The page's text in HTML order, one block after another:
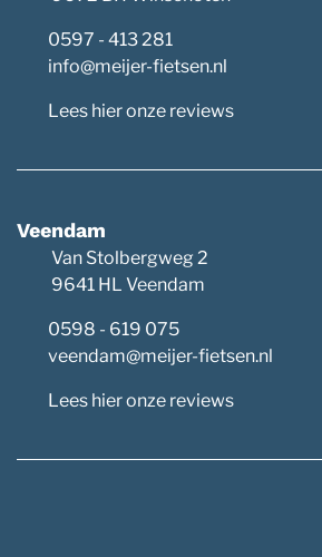
0597 - 413 281
info@meijer-fietsen.nl
Lees hier onze reviews
Veendam
Van Stolbergweg 2
9641 HL Veendam
0598 - 619 075
veendam@meijer-fietsen.nl
Lees hier onze reviews